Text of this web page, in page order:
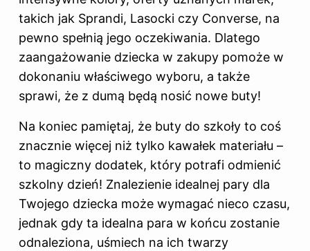
takich jak Sprandi, Lasocki czy Converse, na
pewno spełnią jego oczekiwania. Dlatego
zaangażowanie dziecka w zakupy pomoże w
dokonaniu właściwego wyboru, a także
sprawi, że z dumą będą nosić nowe buty!
Na koniec pamiętaj, że buty do szkoły to coś
znacznie więcej niż tylko kawałek materiału –
to magiczny dodatek, który potrafi odmienić
szkolny dzień! Znalezienie idealnej pary dla
Twojego dziecka może wymagać nieco czasu,
jednak gdy ta idealna para w końcu zostanie
odnaleziona, uśmiech na ich twarzy